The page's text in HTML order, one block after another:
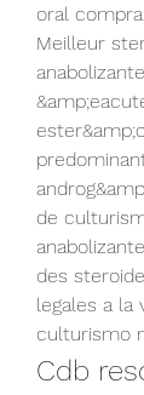
oral
Meilleur
de
des
legales a la
culturismo
Cdb